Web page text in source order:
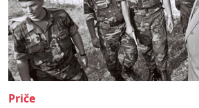
Priče